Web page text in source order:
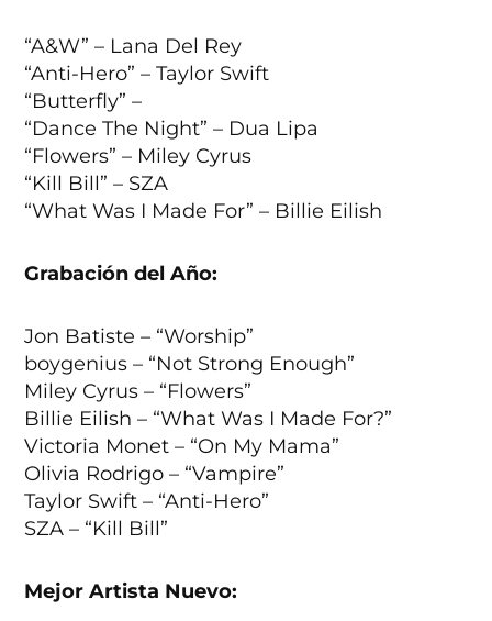
“A&W” – Lana Del Rey
“Anti-Hero” – Taylor Swift
“Butterfly” –
“Dance The Night” – Dua Lipa
“Flowers” – Miley Cyrus
“Kill Bill” – SZA
“What Was I Made For” – Billie Eilish
Grabación del Año:
Jon Batiste – “Worship”
boygenius – “Not Strong Enough”
Miley Cyrus – “Flowers”
Billie Eilish – “What Was I Made For?”
Victoria Monet – “On My Mama”
Olivia Rodrigo – “Vampire”
Taylor Swift – “Anti-Hero”
SZA – “Kill Bill”
Mejor Artista Nuevo: